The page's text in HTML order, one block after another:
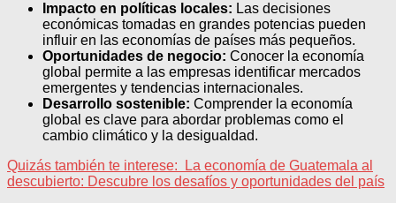
Impacto en políticas locales: Las decisiones
económicas tomadas en grandes potencias pueden
influir en las economías de países más pequeños.
Oportunidades de negocio: Conocer la economía
global permite a las empresas identificar mercados
emergentes y tendencias internacionales.
Desarrollo sostenible: Comprender la economía
global es clave para abordar problemas como el
cambio climático y la desigualdad.
Quizás también te interese:
La economía de Guatemala al
descubierto: Descubre los desafíos y oportunidades del país